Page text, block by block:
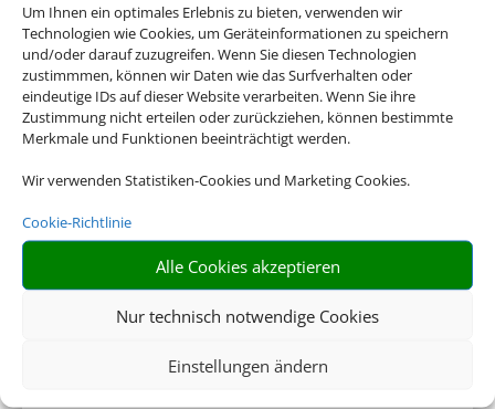
Um Ihnen ein optimales Erlebnis zu bieten, verwenden wir
Technologien wie Cookies, um Geräteinformationen zu speichern
und/oder darauf zuzugreifen. Wenn Sie diesen Technologien
zustimmmen, können wir Daten wie das Surfverhalten oder
eindeutige IDs auf dieser Website verarbeiten. Wenn Sie ihre
Zustimmung nicht erteilen oder zurückziehen, können bestimmte
Merkmale und Funktionen beeinträchtigt werden.
Wir verwenden Statistiken-Cookies und Marketing Cookies.
Cookie-Richtlinie
Alle Cookies akzeptieren
Nur technisch notwendige Cookies
Einstellungen ändern
Empfehlungen für Ihre Reise
Sinnvolle Extras, die oft dazu gebucht werden.